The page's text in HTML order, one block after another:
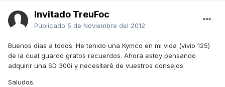
Invitado TreuFoc
Publicado 5 de Noviembre del 2012
Buenos días a todos. He tenido una Kymco en mi vida (vivio 125)
de la cual guardo gratos recuerdos. Ahora estoy pensando
adquirir una SD 300i y necesitaré de vuestros consejos.
Saludos.